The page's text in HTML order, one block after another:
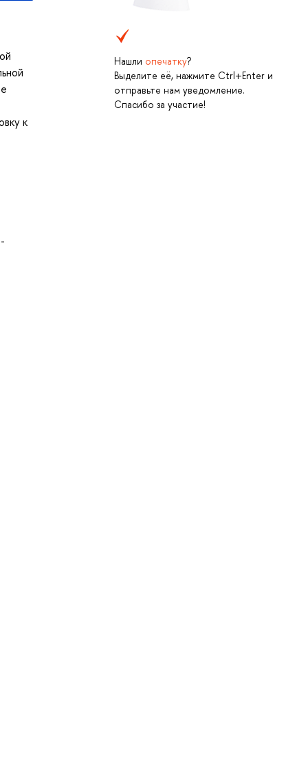
Нашли опечатку?
Выделите её, нажмите Ctrl+Enter и
отправьте нам уведомление.
Спасибо за участие!
к